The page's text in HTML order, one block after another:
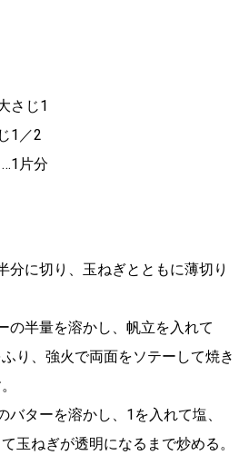
さじ1
1／2
片分
分に切り、玉ねぎとともに薄切り
の半量を溶かし、帆立を入れて
り、強火で両面をソテーして焼き
バターを溶かし、1を入れて塩、
玉ねぎが透明になるまで炒める。